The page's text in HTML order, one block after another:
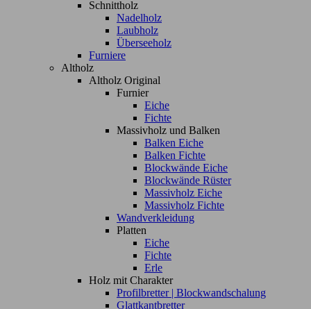
Schnittholz
Nadelholz
Laubholz
Überseeholz
Furniere
Altholz
Altholz Original
Furnier
Eiche
Fichte
Massivholz und Balken
Balken Eiche
Balken Fichte
Blockwände Eiche
Blockwände Rüster
Massivholz Eiche
Massivholz Fichte
Wandverkleidung
Platten
Eiche
Fichte
Erle
Holz mit Charakter
Profilbretter | Blockwandschalung
Glattkantbretter